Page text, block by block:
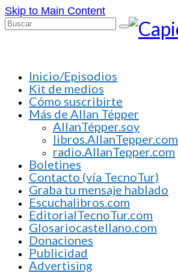
Skip to Main Content
Buscar
Inicio/Episodios
Kit de medios
Cómo suscribirte
Más de Allan Tépper
AllanTépper.soy
libros.AllanTepper.com
radio.AllanTepper.com
Boletines
Contacto (vía TecnoTur)
Graba tu mensaje hablado
Escuchalibros.com
EditorialTecnoTur.com
Glosariocastellano.com
Donaciones
Publicidad
Advertising